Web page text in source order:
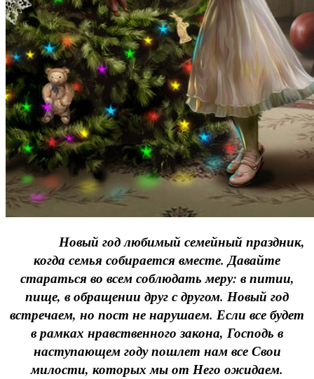
Новый год любимый семейный праздник,
когда семья собирается вместе. Давайте
стараться во всем соблюдать меру: в питии,
пище, в обращении друг с другом. Новый год
встречаем, но пост не нарушаем. Если все будет
в рамках нравственного закона, Господь в
наступающем году пошлет нам все Свои
милости, которых мы от Него ожидаем.